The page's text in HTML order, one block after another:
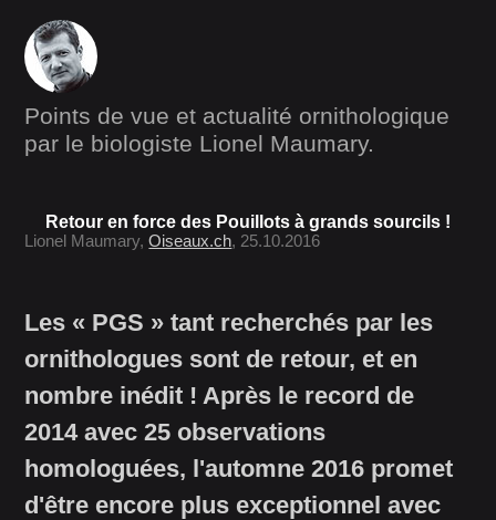
Points de vue et actualité ornithologique
par le biologiste Lionel Maumary.
Retour en force des Pouillots à grands sourcils !
Lionel Maumary,Oiseaux.ch, 25.10.2016
Les « PGS » tant recherchés par les
ornithologues sont de retour, et en
nombre inédit ! Après le record de
2014 avec 25 observations
homologuées, l'automne 2016 promet
d'être encore plus exceptionnel avec